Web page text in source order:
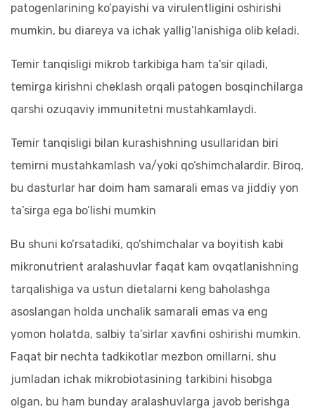
patogenlarining ko’payishi va virulentligini oshirishi
mumkin, bu diareya va ichak yallig’lanishiga olib keladi.
Temir tanqisligi mikrob tarkibiga ham ta’sir qiladi,
temirga kirishni cheklash orqali patogen bosqinchilarga
qarshi ozuqaviy immunitetni mustahkamlaydi.
Temir tanqisligi bilan kurashishning usullaridan biri
temirni mustahkamlash va/yoki qo’shimchalardir. Biroq,
bu dasturlar har doim ham samarali emas va jiddiy yon
ta’sirga ega bo’lishi mumkin
Bu shuni ko’rsatadiki, qo’shimchalar va boyitish kabi
mikronutrient aralashuvlar faqat kam ovqatlanishning
tarqalishiga va ustun dietalarni keng baholashga
asoslangan holda unchalik samarali emas va eng
yomon holatda, salbiy ta’sirlar xavfini oshirishi mumkin.
Faqat bir nechta tadkikotlar mezbon omillarni, shu
jumladan ichak mikrobiotasining tarkibini hisobga
olgan, bu ham bunday aralashuvlarga javob berishga